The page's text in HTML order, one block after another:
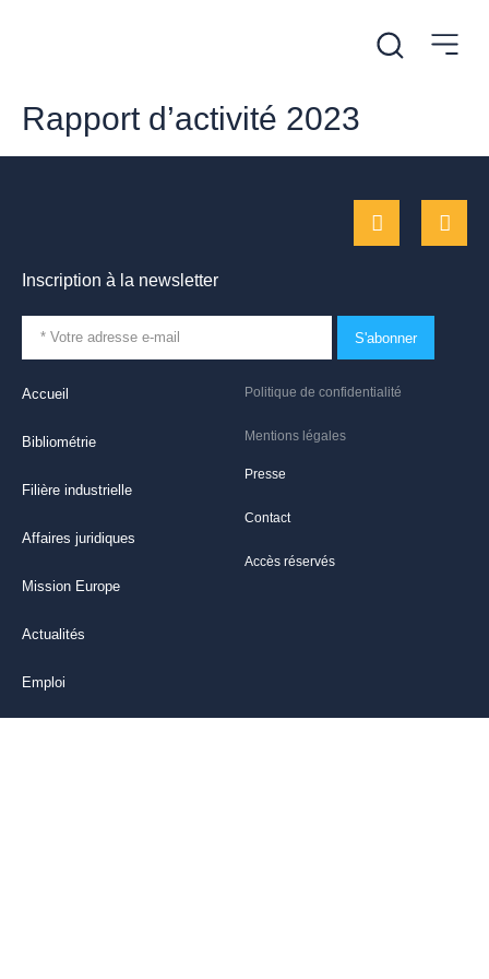
Rapport d’activité 2023
Politique de confidentialité
Mentions légales
Presse
Contact
Accès réservés
Accueil
Bibliométrie
Filière industrielle
Affaires juridiques
Mission Europe
Actualités
Emploi
Inscription à la newsletter
S'abonner